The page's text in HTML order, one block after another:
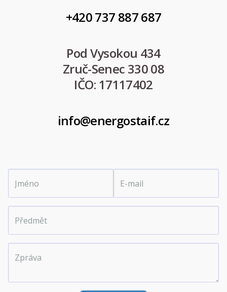
+420 737 887 687
Pod Vysokou 434
Zruč-Senec 330 08
IČO: 17117402
info@energostaif.cz